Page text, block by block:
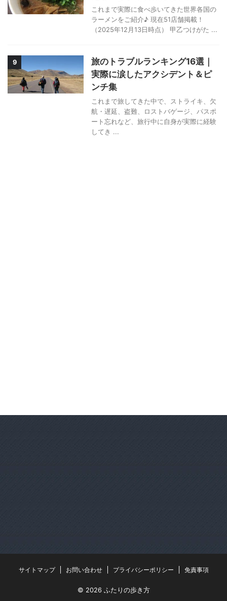
これまで実際に食べ歩いてきた世界各国の
ラーメンをご紹介♪ 現在51店舗掲載！
（2025年12月13日時点） 甲乙つけがた ...
9
旅のトラブルランキング16選｜
実際に涙したアクシデント＆ピ
ンチ集
これまで旅してきた中で、ストライキ、欠
航・遅延、盗難、ロストバゲージ、パスポ
ート忘れなど、旅行中に自身が実際に経験
してき ...
サイトマップ お問い合わせ プライバシーポリシー 免責事項
© 2026 ふたりの歩き方